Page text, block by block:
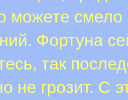
можете смело
Фортуна
так
не грозит. С